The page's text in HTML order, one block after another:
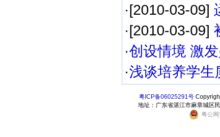
·[2010-03-09]
·[2010-03-09]
·创设情境 激
·浅谈培养学生
粤ICP备06025291号
地址：广东省湛江市麻章城区
粤公